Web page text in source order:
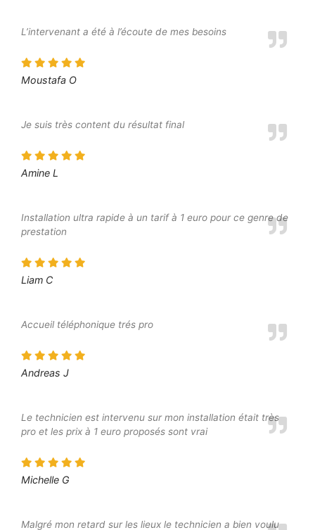
L’intervenant a été à l’écoute de mes besoins
Moustafa O
Je suis très content du résultat final
Amine L
Installation ultra rapide à un tarif à 1 euro pour ce genre de
prestation
Liam C
Accueil téléphonique trés pro
Andreas J
Le technicien est intervenu sur mon installation était très
pro et les prix à 1 euro proposés sont vrai
Michelle G
Malgré mon retard sur les lieux le technicien a bien voulu